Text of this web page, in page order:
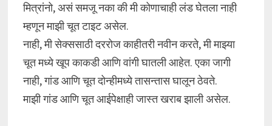
मित्रांनो, असं समजू नका की मी कोणाचाही लंड घेतला नाही
म्हणून माझी चूत टाइट असेल.
नाही, मी सेक्ससाठी दररोज काहीतरी नवीन करते, मी माझ्या
चूत मध्ये खूप काकडी आणि वांगी घातली आहेत. एका जागी
नाही, गांड आणि चूत दोन्हीमध्ये तासन्तास घालून ठेवते.
माझी गांड आणि चूत आईपेक्षाही जास्त खराब झाली असेल.